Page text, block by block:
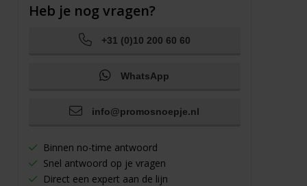
Heb je nog vragen?
+31 (0)10 200 60 60
WhatsApp
info@promosnoepje.nl
Binnen no-time antwoord
Snel antwoord op je vragen
Direct een expert aan de lijn